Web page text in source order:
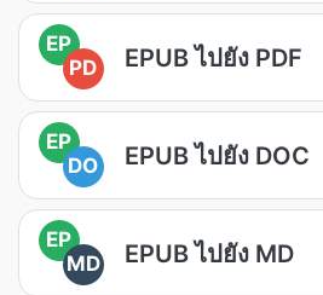
EP
PD
EPUB ไปยัง PDF
EP
DO
EPUB ไปยัง DOC
EP
MD
EPUB ไปยัง MD